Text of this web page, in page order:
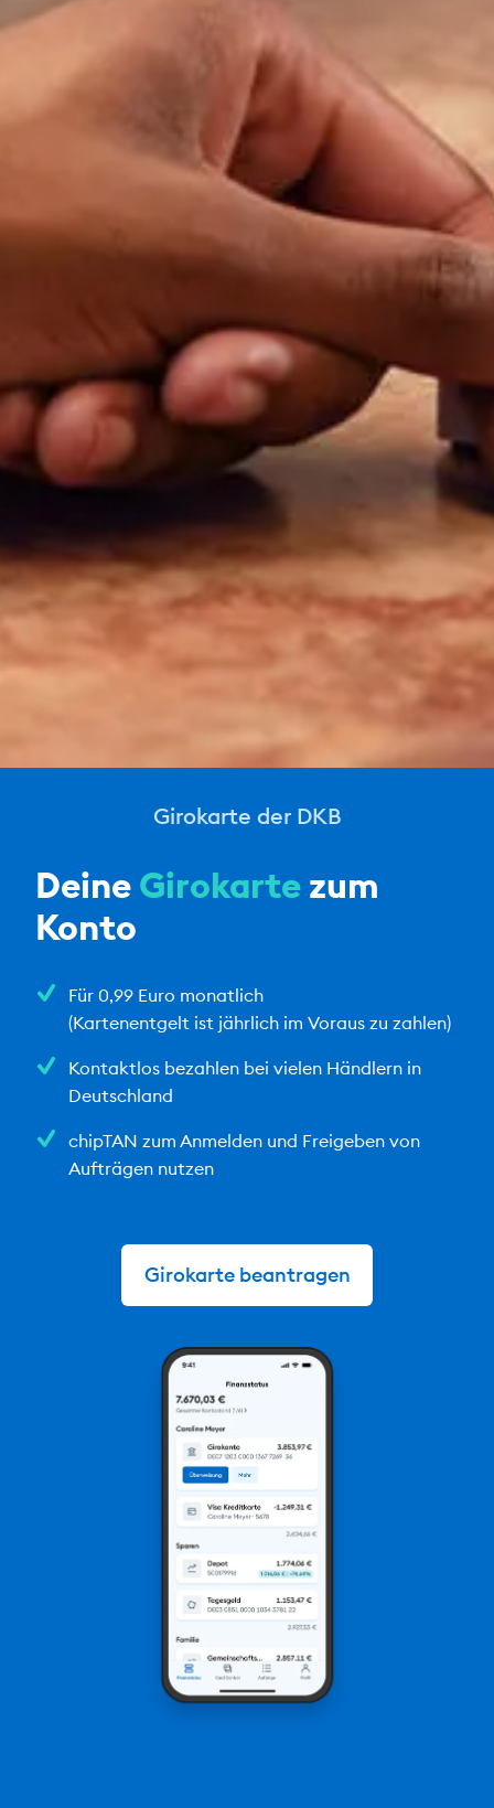
Girokarte der DKB
DeineGirokartezum
Konto
Für 0,99 Euro monatlich
(Kartenentgelt ist jährlich im Voraus zu zahlen)
Kontaktlos bezahlen bei vielen Händlern in
Deutschland
chipTAN zum Anmelden und Freigeben von
Aufträgen nutzen
Girokarte beantragen